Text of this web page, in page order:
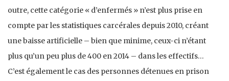
outre, cette catégorie « d’enfermés » n’est plus prise en
compte par les statistiques carcérales depuis 2010, créant
une baisse artificielle – bien que minime, ceux-ci n’étant
plus qu’un peu plus de 400 en 2014 – dans les effectifs…
C’est également le cas des personnes détenues en prison